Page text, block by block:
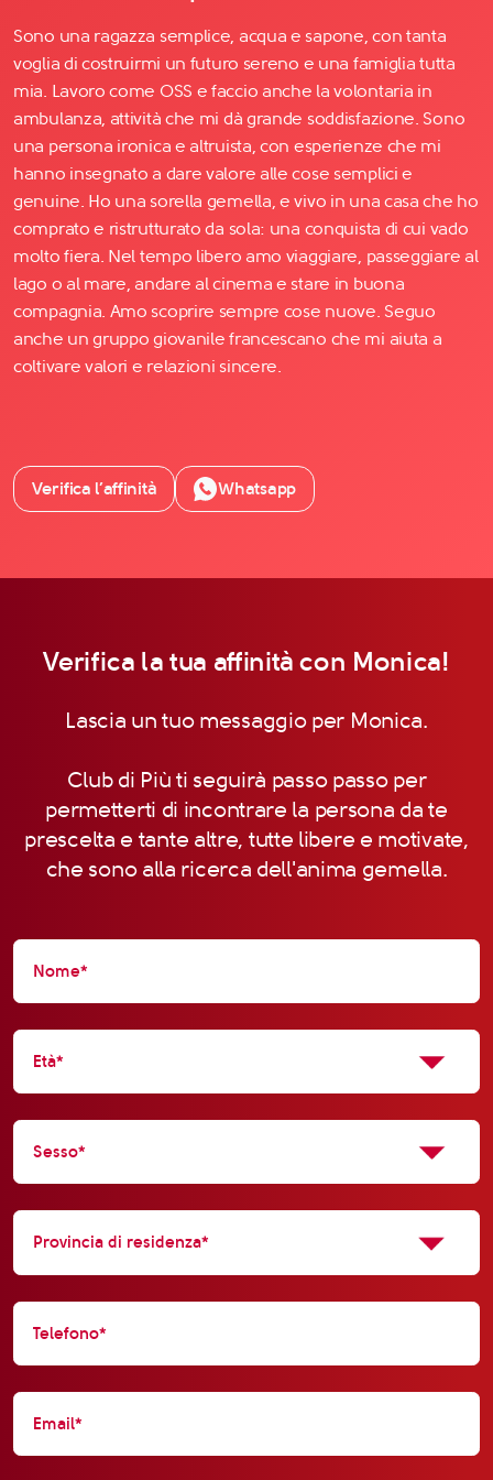
Sono una ragazza semplice, acqua e sapone, con tanta
voglia di costruirmi un futuro sereno e una famiglia tutta
mia. Lavoro come OSS e faccio anche la volontaria in
ambulanza, attività che mi dà grande soddisfazione. Sono
una persona ironica e altruista, con esperienze che mi
hanno insegnato a dare valore alle cose semplici e
genuine. Ho una sorella gemella, e vivo in una casa che ho
comprato e ristrutturato da sola: una conquista di cui vado
molto fiera. Nel tempo libero amo viaggiare, passeggiare al
lago o al mare, andare al cinema e stare in buona
compagnia. Amo scoprire sempre cose nuove. Seguo
anche un gruppo giovanile francescano che mi aiuta a
coltivare valori e relazioni sincere.
Verifica l’affinità Whatsapp
Verifica la tua affinità con Monica!
Lascia un tuo messaggio per Monica.
Club di Più ti seguirà passo passo per
permetterti di incontrare la persona da te
prescelta e tante altre, tutte libere e motivate,
che sono alla ricerca dell'anima gemella.